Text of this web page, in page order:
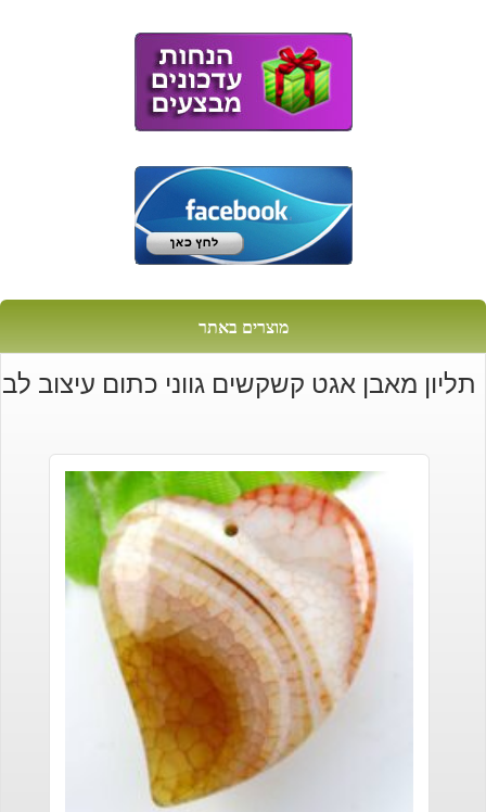
מוצרים באתר
תליון מאבן אגט קשקשים גווני כתום עיצוב לב